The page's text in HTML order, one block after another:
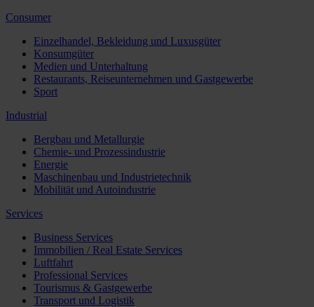
Consumer
Einzelhandel, Bekleidung und Luxusgüter
Konsumgüter
Medien und Unterhaltung
Restaurants, Reiseunternehmen und Gastgewerbe
Sport
Industrial
Bergbau und Metallurgie
Chemie- und Prozessindustrie
Energie
Maschinenbau und Industrietechnik
Mobilität und Autoindustrie
Services
Business Services
Immobilien / Real Estate Services
Luftfahrt
Professional Services
Tourismus & Gastgewerbe
Transport und Logistik